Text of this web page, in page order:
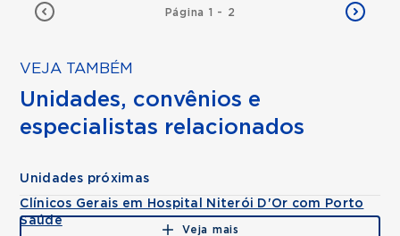
Página 1 - 2
VEJA TAMBÉM
Unidades, convênios e
especialistas relacionados
Unidades próximas
Clínicos Gerais em Hospital Niterói D'Or com Porto
Saúde
Veja mais